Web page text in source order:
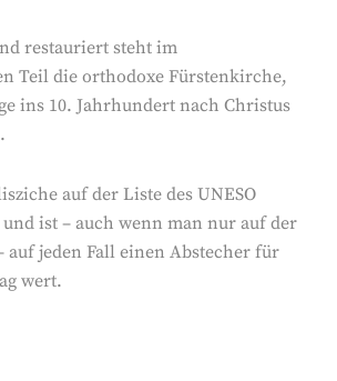
restauriert steht im
Teil die orthodoxe Fürstenkirche,
ins 10. Jahrhundert nach Christus
auf der Liste des UNESO
ist – auch wenn man nur auf der
auf jeden Fall einen Abstecher für
wert.